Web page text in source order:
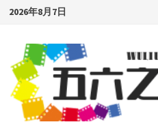
Skip
content
2026年8月7日